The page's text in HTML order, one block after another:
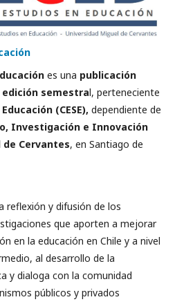
es una publicación
semestral, perteneciente
(CESE), dependiente de
Investigación e Innovación
Cervantes, en Santiago de
reflexión y difusión de los
que aporten a mejorar
en la educación en Chile y a nivel
al desarrollo de la
y dialoga con la comunidad
públicos y privados